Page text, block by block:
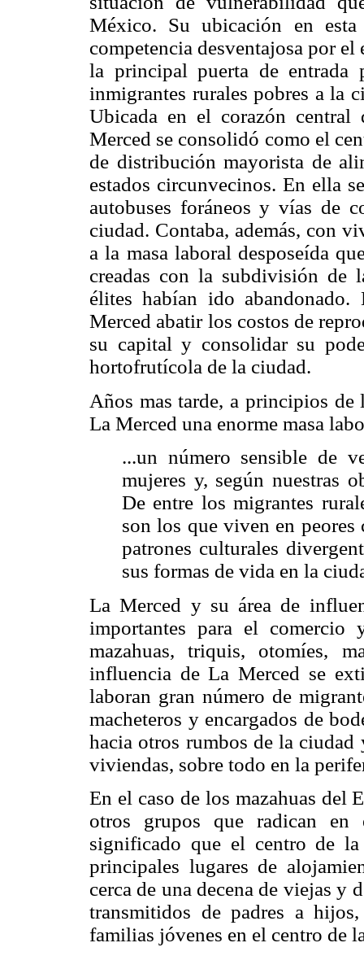
México. Su ubicación en
competencia desventajosa por
la principal puerta de
inmigrantes rurales pobres a la
Ubicada en el corazón
Merced se consolidó como el
de distribución mayorista de
estados circunvecinos. En ella
autobuses foráneos y vías de
ciudad. Contaba, además, con
a la masa laboral desposeída
creadas con la subdivisión de
élites habían ido
Merced abatir los costos de
su capital y consolidar su
hortofrutícola de la ciudad.
Años mas tarde, a principios de
La Merced una enorme masa
...un número sensible de
mujeres y, según nuestras
De entre los migrantes
son los que viven en
patrones culturales
sus formas de vida en la
La Merced y su área de
importantes para el
mazahuas, triquis, otomíes,
influencia de La Merced se
laboran gran número de
macheteros y encargados de
hacia otros rumbos de la ciudad
viviendas, sobre todo en la
En el caso de los mazahuas del
otros grupos que radican
significado que el centro de
principales lugares de
cerca de una decena de viejas y
transmitidos de padres a
familias jóvenes en el centro de